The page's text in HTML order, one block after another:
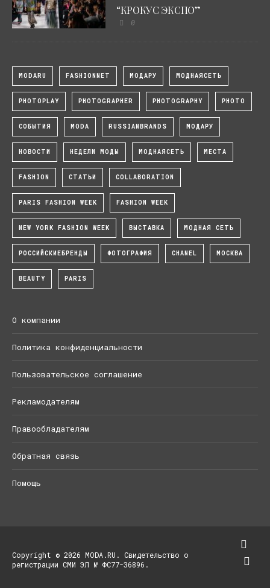
“КРОКУС ЭКСПО”
0
MODARU FASHIONNET МОДАРУ МОДНАЯСЕТЬ
PHOTOPLAY PHOTOGRAPHER PHOTOGRAPHY PHOTO
СОБЫТИЯ MODA RUSSIANBRANDS МОДАРУ
НОВОСТИ НЕДЕЛИ МОДЫ МОДНАЯСЕТЬ МЕСТА
FASHION СТАТЬИ COLLABORATION
PARIS FASHION WEEK FASHION WEEK
NEW YORK FASHION WEEK ВЫСТАВКА МОДНАЯ СЕТЬ
РОССИЙСКИЕБРЕНДЫ ФОТОГРАФИЯ CHANEL МОСКВА
BEAUTY PARIS
О компании
Политика конфиденциальности
Пользовательское соглашение
Рекламодателям
Правообладателям
Обратная связь
Помощь
Copyright © 2026 MODA.RU. Свидетельство о
регистрации СМИ ЭЛ № ФС77-36896.